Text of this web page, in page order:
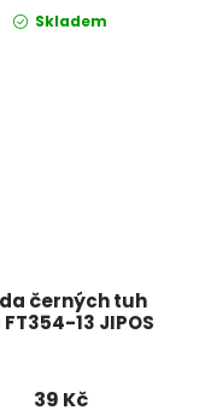
Skladem
černých tuh
FT354-13 JIPOS
39 Kč